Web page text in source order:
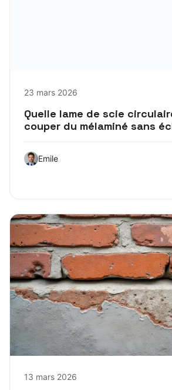
23 mars 2026
Quelle lame de scie
couper du mélaminé sans
Emile
13 mars 2026